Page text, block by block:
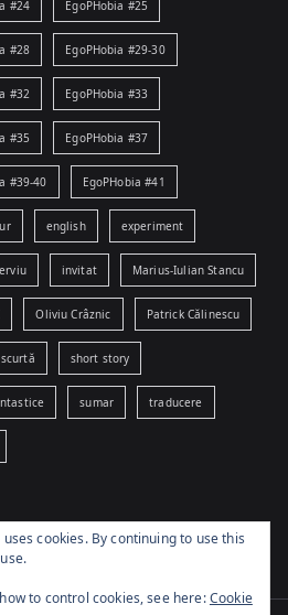
#24 EgoPHobia #25
#28 EgoPHobia #29-30
#32 EgoPHobia #33
#35 EgoPHobia #37
#39-40 EgoPHobia #41
english experiment
invitat Marius-Iulian Stancu
Oliviu Crâznic Patrick Călinescu
short story
sumar traducere
cookies. By continuing to use this
to control cookies, see here:Cookie